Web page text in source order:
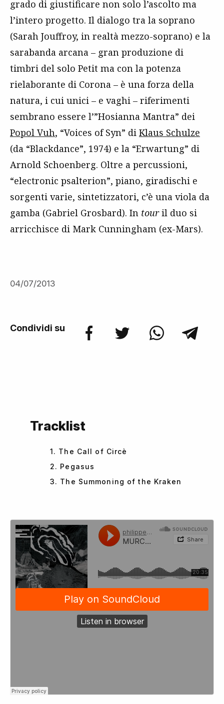
grado di giustificare non solo l’ascolto ma
l’intero progetto. Il dialogo tra la soprano
(Sarah Jouffroy, in realtà mezzo-soprano) e la
sarabanda arcana – gran produzione di
timbri del solo Petit ma con la potenza
rielaborante di Corona – è una forza della
natura, i cui unici – e vaghi – riferimenti
sembrano essere l’”Hosianna Mantra” dei
Popol Vuh, “Voices of Syn” di Klaus Schulze
(da “Blackdance”, 1974) e la “Erwartung” di
Arnold Schoenberg. Oltre a percussioni,
“electronic psalterion”, piano, giradischi e
sorgenti varie, sintetizzatori, c’è una viola da
gamba (Gabriel Grosbard). In touril duo si
arricchisce di Mark Cunningham (ex-Mars).
04/07/2013
Condividi su
Tracklist
1. The Call of Circè
2. Pegasus
3. The Summoning of the Kraken